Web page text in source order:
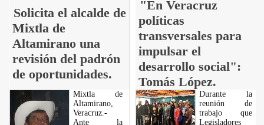
Solicita el alcalde de
Mixtla de
Altamirano una
revisión del padrón
de oportunidades.
"En Veracruz
políticas
transversales para
impulsar el
desarrollo social":
Tomás López.
Mixtla de
Altamirano,
Veracruz.-
Ante la
Durante la
reunión de
trabajo que
Legisladores